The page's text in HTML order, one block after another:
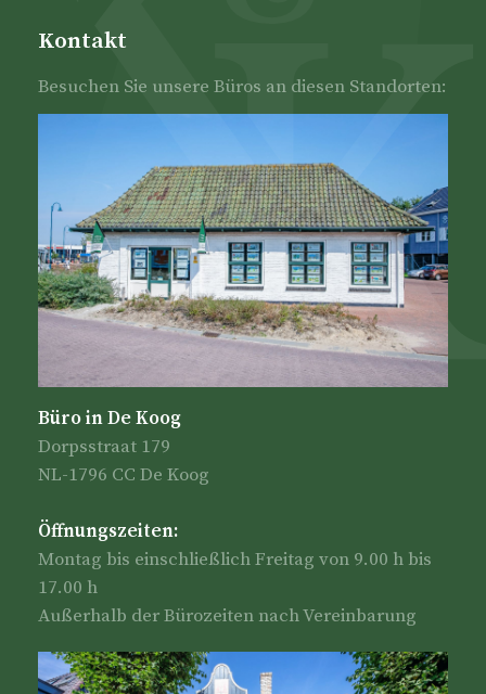
Kontakt
Besuchen Sie unsere Büros an diesen Standorten:
Büro in De Koog
Dorpsstraat 179
NL-1796 CC De Koog
Öffnungszeiten:
Montag bis einschließlich Freitag von 9.00 h bis
17.00 h
Außerhalb der Bürozeiten nach Vereinbarung